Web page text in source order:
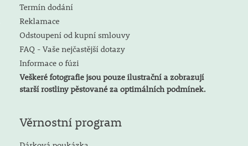
Termín dodání
Reklamace
Odstoupení od kupní smlouvy
FAQ - Vaše nejčastější dotazy
Informace o fúzi
Veškeré fotografie jsou pouze ilustrační a zobrazují
starší rostliny pěstované za optimálních podmínek.
Věrnostní program